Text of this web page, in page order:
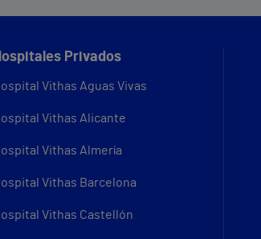
Privados
Vithas Aguas Vivas
Vithas Alicante
Vithas Almería
Vithas Barcelona
Vithas Castellón